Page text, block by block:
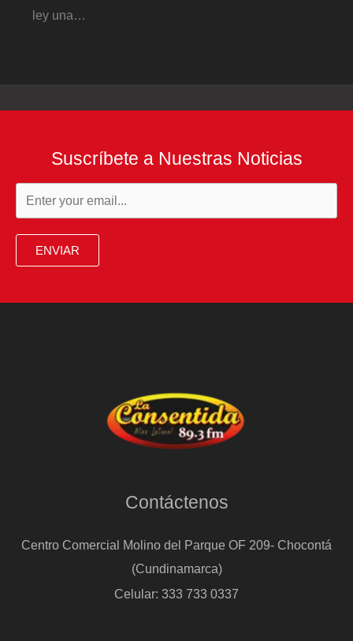
ley una…
Suscríbete a Nuestras Noticias
ENVIAR
Contáctenos
Centro Comercial Molino del Parque OF 209- Chocontá
(Cundinamarca)
Celular: 333 733 0337